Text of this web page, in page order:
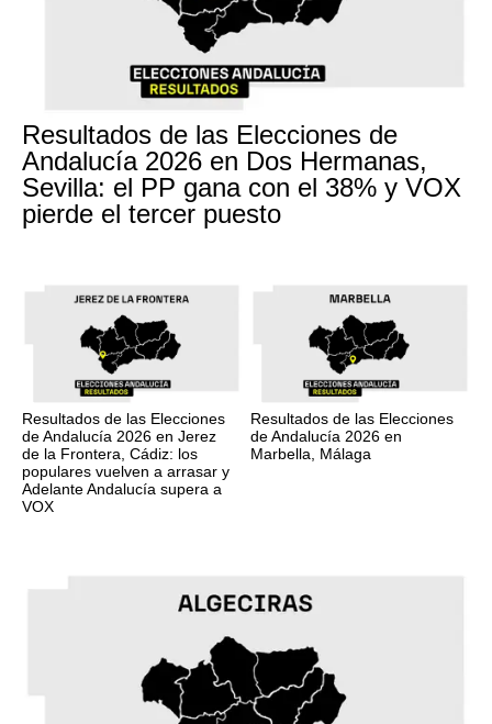
Resultados de las Elecciones de
Andalucía 2026 en Dos Hermanas,
Sevilla: el PP gana con el 38% y VOX
pierde el tercer puesto
Resultados de las Elecciones
de Andalucía 2026 en Jerez
de la Frontera, Cádiz: los
populares vuelven a arrasar y
Adelante Andalucía supera a
VOX
Resultados de las Elecciones
de Andalucía 2026 en
Marbella, Málaga